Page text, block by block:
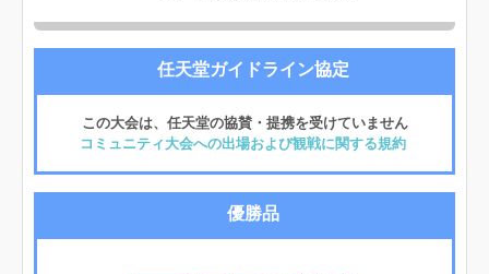
任天堂ガイドライン協定
この大会は、任天堂の協賛・提携を受けていません
コミュニティ大会への出場および観戦に関する規約
優勝品